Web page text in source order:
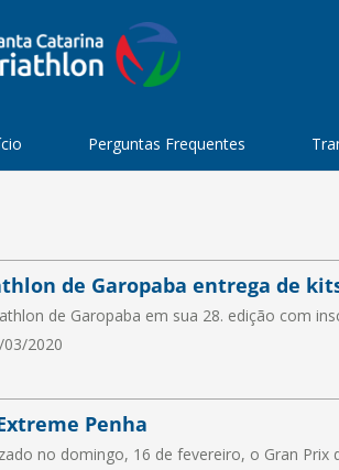
Perguntas Frequentes
de Garopaba entrega de
de Garopaba em sua 28. edição com
03/2020
Penha
no domingo, 16 de fevereiro, o Gran